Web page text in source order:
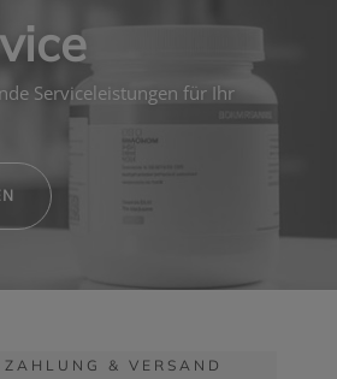
Serviceleistungen für Ihr
ZAHLUNG & VERSAND